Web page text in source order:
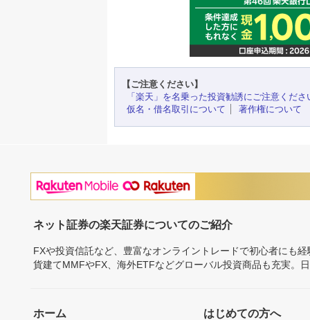
【ご注意ください】
「楽天」を名乗った投資勧誘にご注意くださ
仮名・借名取引について
著作権について
ネット証券の楽天証券についてのご紹介
FXや投資信託など、豊富なオンライントレードで初心者にも
貨建てMMFやFX、海外ETFなどグローバル投資商品も充実。
ホーム はじめての方へ